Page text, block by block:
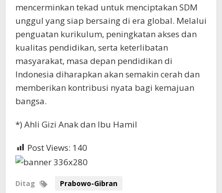
mencerminkan tekad untuk menciptakan SDM
unggul yang siap bersaing di era global. Melalui
penguatan kurikulum, peningkatan akses dan
kualitas pendidikan, serta keterlibatan
masyarakat, masa depan pendidikan di
Indonesia diharapkan akan semakin cerah dan
memberikan kontribusi nyata bagi kemajuan
bangsa.
*) Ahli Gizi Anak dan Ibu Hamil
Post Views: 140
Ditag Prabowo-Gibran